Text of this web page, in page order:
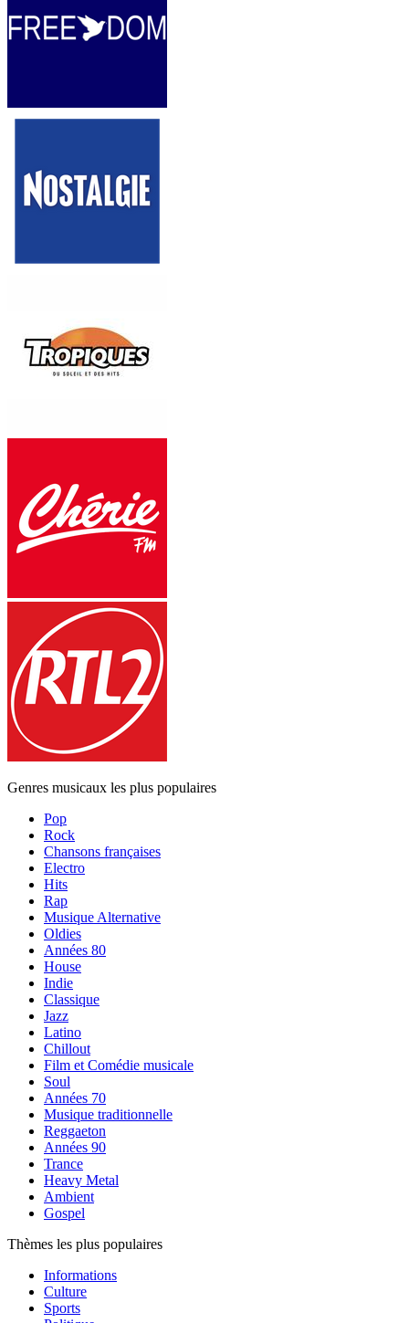
Genres musicaux les plus populaires
Pop
Rock
Chansons françaises
Electro
Hits
Rap
Musique Alternative
Oldies
Années 80
House
Indie
Classique
Jazz
Latino
Chillout
Film et Comédie musicale
Soul
Années 70
Musique traditionnelle
Reggaeton
Années 90
Trance
Heavy Metal
Ambient
Gospel
Thèmes les plus populaires
Informations
Culture
Sports